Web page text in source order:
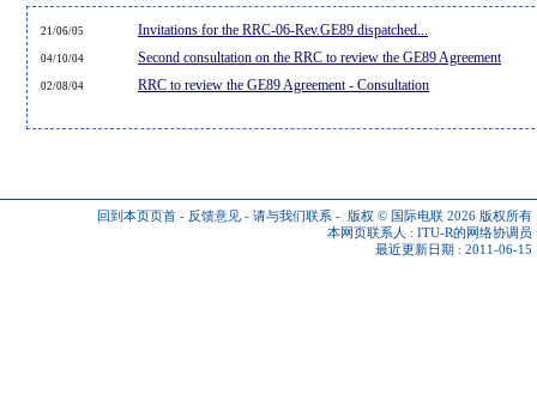
21/06/05 Invitations for the RRC-06-Rev.GE89 dispatched...
04/10/04 Second consultation on the RRC to review the GE89 Agreement
02/08/04 RRC to review the GE89 Agreement - Consultation
回到本页页首 - 反馈意见 - 请与我们联系 - 版权 © 国际电联 2026 版权所有
本网页联系人 : ITU-R的网络协调员
最近更新日期 : 2011-06-15